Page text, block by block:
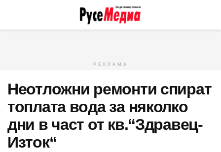
РЕКЛАМА
Неотложни ремонти спират
топлата вода за няколко
дни в част от кв.“Здравец-
Изток“